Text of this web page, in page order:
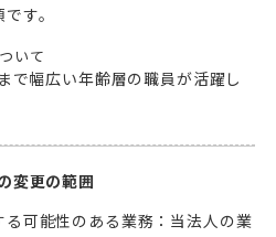
す。
いて
で幅広い年齢層の職員が活躍し
変更の範囲
る可能性のある業務：当法人の業